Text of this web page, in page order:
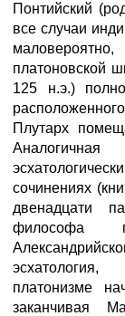
Понтийский
все случаи
платоновской
125 н.э.)
Плутарх
сочинениях
двенадцати
философа
платонизме
заканчивая